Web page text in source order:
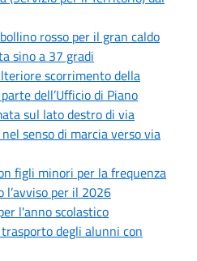
rosso per il gran caldo
sino a 37 gradi
scorrimento della
dell’Ufficio di Piano
sul lato destro di via
senso di marcia verso via
figli minori per la frequenza
per il 2026
l'anno scolastico
degli alunni con